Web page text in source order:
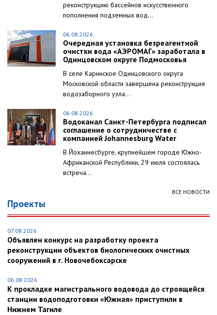
реконструкцию бассейнов искусственного
пополнения подземных вод...
06.08.2026
Очередная установка безреагентной
очистки вода «АЭРОМАГ» заработала в
Одинцовском округе Подмосковья
В селе Каринское Одинцовского округа
Московской области завершена реконструкция
водозаборного узла...
06.08.2026
Водоканал Санкт-Петербурга подписал
соглашение о сотрудничестве с
компанией Johannesburg Water
В Йоханнесбурге, крупнейшем городе Южно-
Африканской Республики, 29 июля состоялась
встреча...
ВСЕ НОВОСТИ
Проекты
07.08.2026
Объявлен конкурс на разработку проекта
реконструкции объектов биологических очистных
сооружений в г. Новочебоксарске
06.08.2026
К прокладке магистрального водовода до строящейся
станции водоподготовки «Южная» приступили в
Нижнем Тагиле